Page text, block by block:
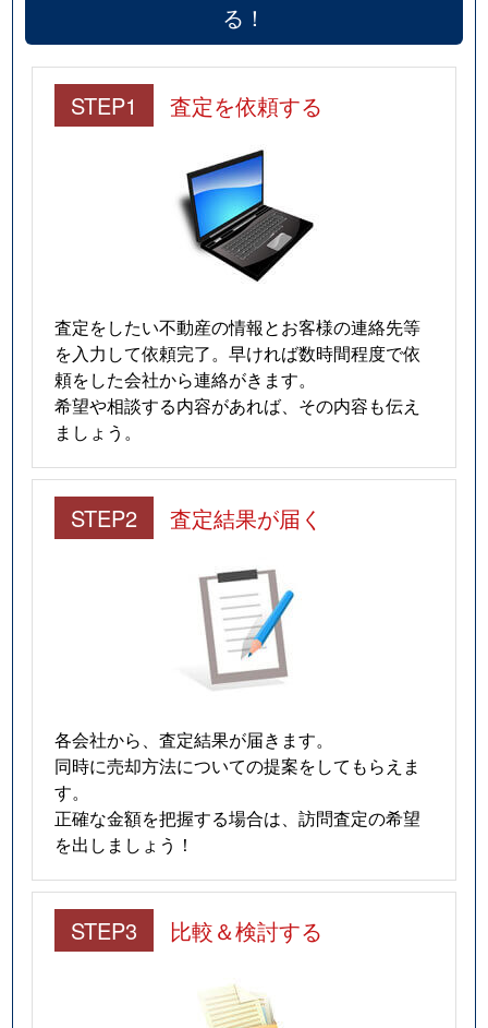
る！
STEP1 査定を依頼する
査定をしたい不動産の情報とお客様の連絡先等
を入力して依頼完了。早ければ数時間程度で依
頼をした会社から連絡がきます。
希望や相談する内容があれば、その内容も伝え
ましょう。
STEP2 査定結果が届く
各会社から、査定結果が届きます。
同時に売却方法についての提案をしてもらえま
す。
正確な金額を把握する場合は、訪問査定の希望
を出しましょう！
STEP3 比較＆検討する